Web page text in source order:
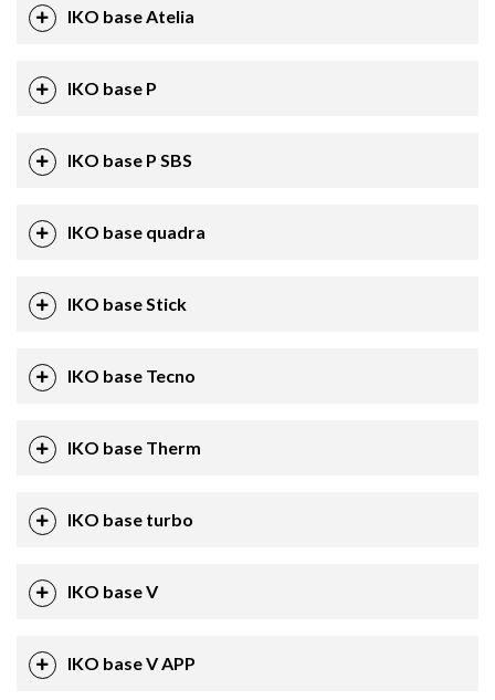
IKO base Atelia
IKO base P
IKO base P SBS
IKO base quadra
IKO base Stick
IKO base Tecno
IKO base Therm
IKO base turbo
IKO base V
IKO base V APP